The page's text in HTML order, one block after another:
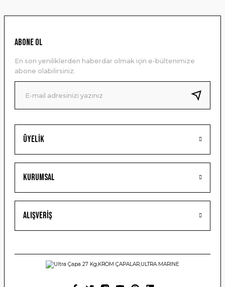
Ürün resmi kalitesiz, bozuk veya görüntülenemiyor.
Ürün bilgilerinde hatalar bulunuyor.
Ürün fiyatı diğer sitelerden daha pahalı.
Bu ürüne benzer farklı alternatifler olmalı.
Gönder
Üyelik
Kurumsal
Alışveriş
ABONE OL
En son yeniliklerden haberdar olmak için e-bültenimize
abone olabilirsiniz.